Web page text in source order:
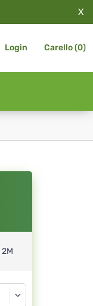
X
Login Carello (0)
2M